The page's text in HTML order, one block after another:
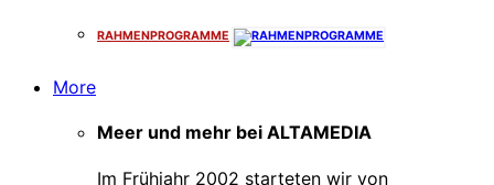
RAHMENPROGRAMME
More
Meer und mehr bei ALTAMEDIA
Im Frühjahr 2002 starteten wir von